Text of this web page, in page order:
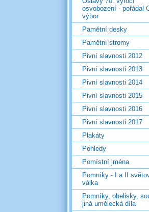
osvobození - pořádal
výbor
Pamětní desky
Pamětní stromy
Pivní slavnosti 2012
Pivní slavnosti 2013
Pivní slavnosti 2014
Pivní slavnosti 2015
Pivní slavnosti 2016
Pivní slavnosti 2017
Plakáty
Pohledy
Pomístní jména
Pomníky - I a II
válka
Pomníky, obelisky,
jiná umělecká díla